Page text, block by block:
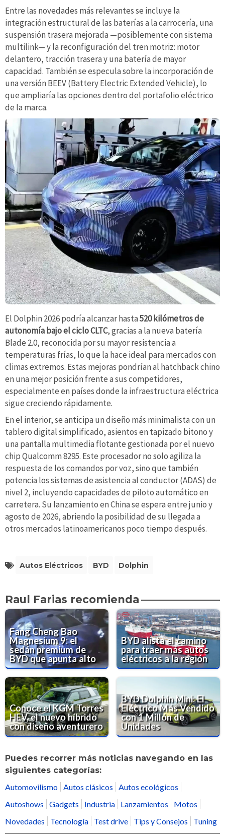
Entre las novedades más relevantes se incluye la
integración estructural de las baterías a la carrocería, una
suspensión trasera mejorada —posiblemente con sistema
multilink— y la reconfiguración del tren motriz: motor
delantero, tracción trasera y una batería de mayor
capacidad. También se especula sobre la incorporación de
una versión BEEV (Battery Electric Extended Vehicle), lo
que ampliaría las opciones dentro del portafolio eléctrico
de la marca.
El Dolphin 2026 podría alcanzar hasta520 kilómetros de
autonomía bajo el ciclo CLTC, gracias a la nueva batería
Blade 2.0, reconocida por su mayor resistencia a
temperaturas frías, lo que la hace ideal para mercados con
climas extremos. Estas mejoras pondrían al hatchback chino
en una mejor posición frente a sus competidores,
especialmente en países donde la infraestructura eléctrica
sigue creciendo rápidamente.
En el interior, se anticipa un diseño más minimalista con un
tablero digital simplificado, asientos en tapizado bitono y
una pantalla multimedia flotante gestionada por el nuevo
chip Qualcomm 8295. Este procesador no solo agiliza la
respuesta de los comandos por voz, sino que también
potencia los sistemas de asistencia al conductor (ADAS) de
nivel 2, incluyendo capacidades de piloto automático en
carretera. Su lanzamiento en China se espera entre junio y
agosto de 2026, abriendo la posibilidad de su llegada a
otros mercados latinoamericanos poco tiempo después.
Autos Eléctricos BYD Dolphin
Raul Farias recomienda
Fang Cheng Bao
Magnesium 9: el
sedán premium de
BYD que apunta alto
BYD alista el camino
para traer más autos
eléctricos a la región
Conoce el KGM Torres
HEV, el nuevo híbrido
con diseño aventurero
BYD Dolphin Mini: El
Eléctrico Más Vendido
con 1 Millón de
Unidades
Puedes recorrer más noticias navegando en las
siguientes categorías:
Automovilismo
Autos clásicos
Autos ecológicos
Autoshows
Gadgets Industria Lanzamientos
Motos
Novedades
Tecnología Test drive Tips y Consejos Tuning